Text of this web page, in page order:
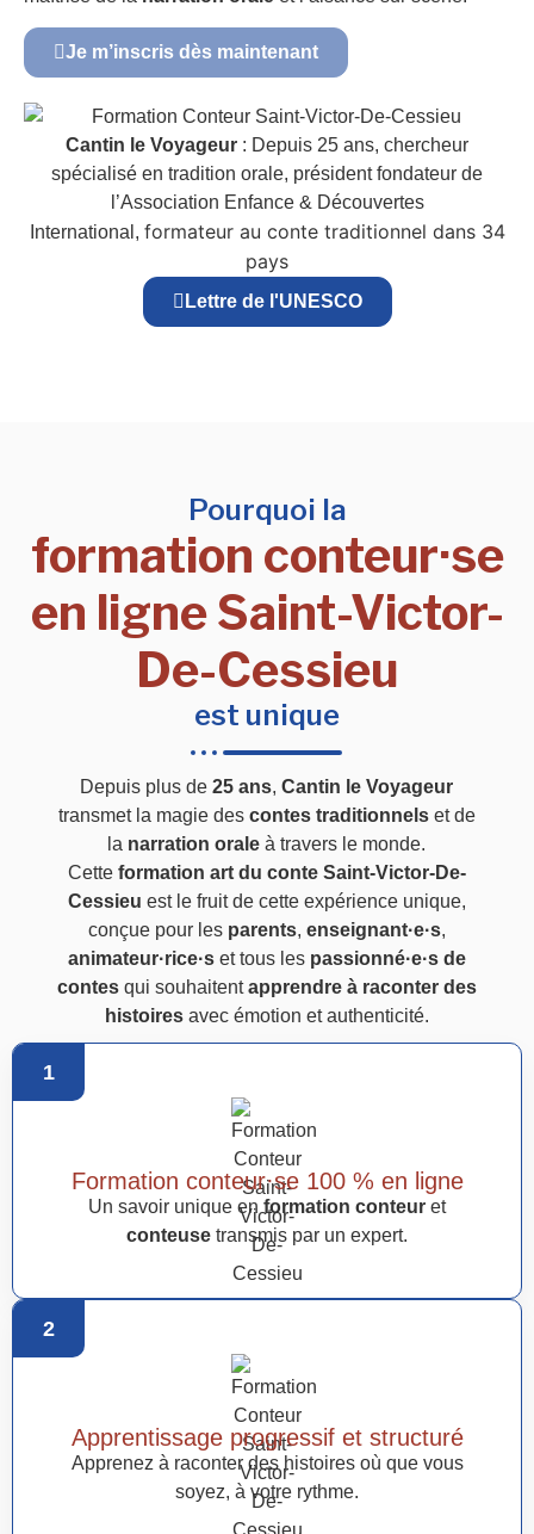
Je m’inscris dès maintenant
Cantin le Voyageur : Depuis 25 ans, chercheur
spécialisé en tradition orale, président fondateur de
l’Association Enfance & Découvertes
International, formateur au conte traditionnel dans 34
pays
Lettre de l'UNESCO
Pourquoi la
formation conteur·se
en ligne Saint-Victor-
De-Cessieu
est unique
Depuis plus de25 ans,Cantin le Voyageur
transmet la magie des contes traditionnelset de
la narration orale à travers le monde.
Cette formation art du conte Saint-Victor-De-
Cessieu est le fruit de cette expérience unique,
conçue pour les parents, enseignant·e·s,
animateur·rice·set tous les passionné·e·s de
contesqui souhaitentapprendre à raconter des
histoiresavec émotion et authenticité.
1
Formation conteur·se 100 % en ligne
Un savoir unique en formation conteur et
conteuse transmis par un expert.
2
Apprentissage progressif et structuré
Apprenez à raconter des histoires où que vous
soyez, à votre rythme.